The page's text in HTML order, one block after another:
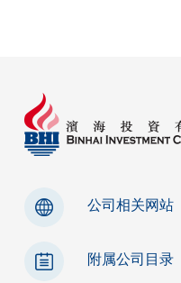
公司相关网站
附属公司目录